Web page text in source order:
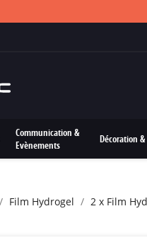
Communication &
Evènements
Décoration
Film Hydrogel 2 x Film